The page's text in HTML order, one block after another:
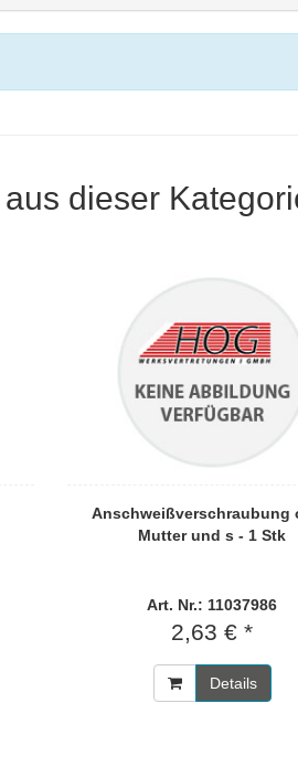
dieser
Anschweißverschraubung
Mutter und s - 1 Stk
Art. Nr.: 11037986
2,63 € *
Details